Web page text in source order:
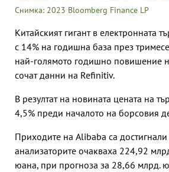
Снимка: 2023 Bloomberg Finance LP
Китайският гигант в електронната
с 14% на годишна база през
най-голямото годишно повишение
сочат данни на Refinitiv.
В резултат на новината цената на
4,5% преди началото на борсовия
Приходите на Alibaba са
анализаторите очакваха 224,92
юана, при прогноза за 28,66 млрд.